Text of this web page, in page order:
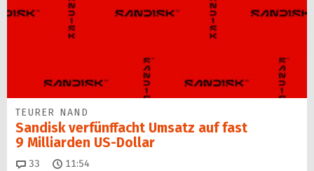
TEURER NAND
Sandisk verfünffacht Umsatz auf fast
9 Milliarden US-Dollar
33 Kommentare
11:54